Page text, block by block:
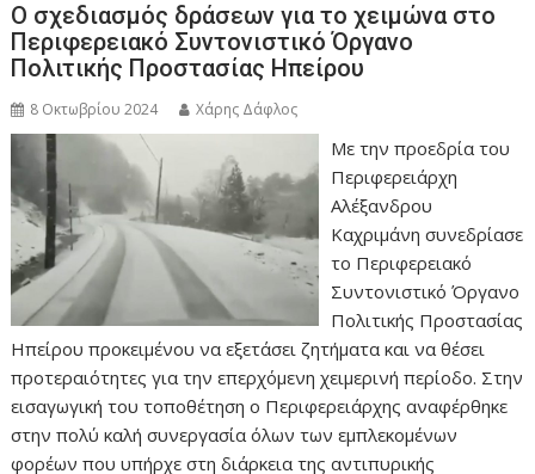
Ο σχεδιασμός δράσεων για το χειμώνα στο
Περιφερειακό Συντονιστικό Όργανο
Πολιτικής Προστασίας Ηπείρου
8 Οκτωβρίου 2024 Χάρης Δάφλος
Με την προεδρία του
Περιφερειάρχη
Αλέξανδρου
Καχριμάνη συνεδρίασε
το Περιφερειακό
Συντονιστικό Όργανο
Πολιτικής Προστασίας
Ηπείρου προκειμένου να εξετάσει ζητήματα και να θέσει
προτεραιότητες για την επερχόμενη χειμερινή περίοδο. Στην
εισαγωγική του τοποθέτηση ο Περιφερειάρχης αναφέρθηκε
στην πολύ καλή συνεργασία όλων των εμπλεκομένων
φορέων που υπήρχε στη διάρκεια της αντιπυρικής